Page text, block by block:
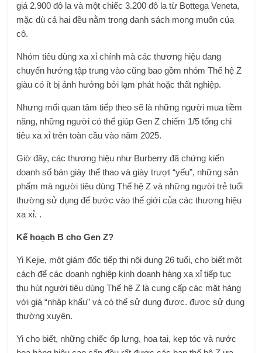
giá 2.900 đô la và một chiếc 3.200 đô la từ Bottega Veneta,
mặc dù cả hai đều nằm trong danh sách mong muốn của
cô.
Nhóm tiêu dùng xa xỉ chính mà các thương hiệu đang
chuyển hướng tập trung vào cũng bao gồm nhóm Thế hệ Z
giàu có ít bị ảnh hưởng bởi lạm phát hoặc thất nghiệp.
Nhưng mối quan tâm tiếp theo sẽ là những người mua tiềm
năng, những người có thể giúp Gen Z chiếm 1/5 tổng chi
tiêu xa xỉ trên toàn cầu vào năm 2025.
Giờ đây, các thương hiệu như Burberry đã chứng kiến ​​
doanh số bán giày thể thao và giày trượt “yếu”, những sản
phẩm mà người tiêu dùng Thế hệ Z và những người trẻ tuổi
thường sử dụng để bước vào thế giới của các thương hiệu
xa xỉ. .
Kế hoạch B cho Gen Z?
Yi Kejie, một giám đốc tiếp thị nội dung 26 tuổi, cho biết một
cách để các doanh nghiệp kinh doanh hàng xa xỉ tiếp tục
thu hút người tiêu dùng Thế hệ Z là cung cấp các mặt hàng
với giá “nhập khẩu” và có thể sử dụng được. được sử dụng
thường xuyên.
Yi cho biết, những chiếc ốp lưng, hoa tai, kẹp tóc và nước